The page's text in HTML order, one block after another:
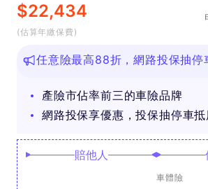
$22,434
(估算年繳保費)
任意險最高88折，網路投保抽停
產險市佔率前三的車險品牌
網路投保享優惠，投保抽停車抵
賠他人
車體險